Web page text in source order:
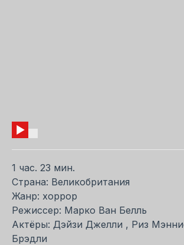
1 час. 23 мин.
Страна: Великобритания
Жанр: хоррор
Режиссер: Марко Ван Белль
Актёры: Дэйзи Джелли , Риз
Брэдли